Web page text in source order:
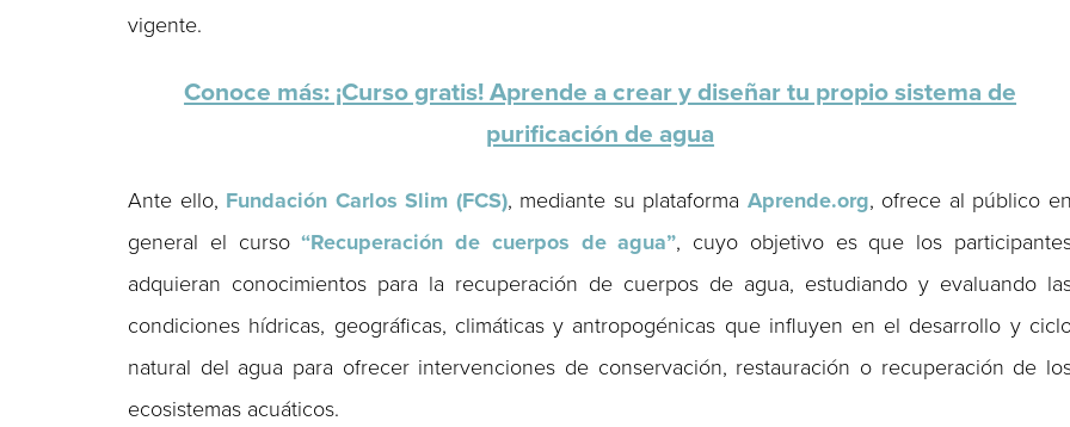
vigente.
Conoce más: ¡Curso gratis! Aprende a crear y diseñar tu propio sistema de
purificación de agua
Ante ello, Fundación Carlos Slim (FCS), mediante su plataforma Aprende.org, ofrece al público
general el curso“Recuperación de cuerpos de agua”, cuyo objetivo es que los
adquieran conocimientos para la recuperación de cuerpos de agua, estudiando y evaluando
condiciones hídricas, geográficas, climáticas y antropogénicas que influyen en el desarrollo y
natural del agua para ofrecer intervenciones de conservación, restauración o recuperación de
ecosistemas acuáticos.